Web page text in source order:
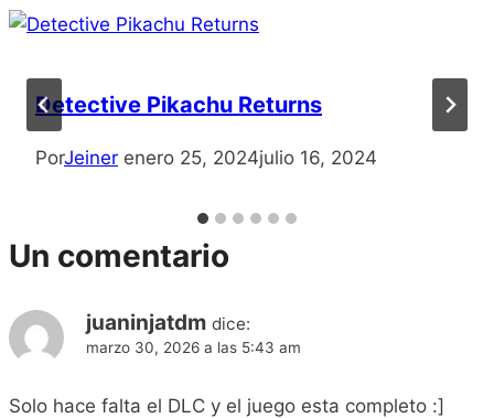
Detective Pikachu Returns
PorJeiner enero 25, 2024julio 16, 2024
Un comentario
juaninjatdm dice:
marzo 30, 2026 a las 5:43 am
Solo hace falta el DLC y el juego esta completo :]